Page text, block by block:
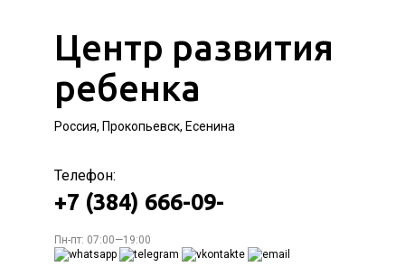
Центр развития
ребенка
Россия, Прокопьевск, Есенина
Телефон:
+7 (384) 666-09-
Пн-пт: 07:00—19:00